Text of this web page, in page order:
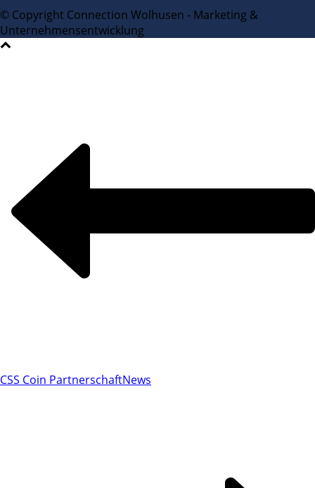
© Copyright Connection Wolhusen - Marketing &
Unternehmensentwicklung
CSS Coin PartnerschaftNews